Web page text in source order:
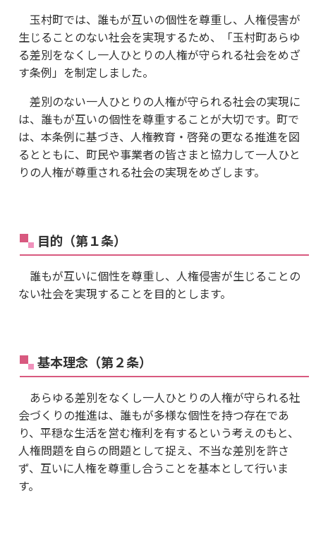
玉村町では、誰もが互いの個性を尊重し、人権侵害が
生じることのない社会を実現するため、「玉村町あらゆ
る差別をなくし一人ひとりの人権が守られる社会をめざ
す条例」を制定しました。
差別のない一人ひとりの人権が守られる社会の実現に
は、誰もが互いの個性を尊重することが大切です。町で
は、本条例に基づき、人権教育・啓発の更なる推進を図
るとともに、町民や事業者の皆さまと協力して一人ひと
りの人権が尊重される社会の実現をめざします。
目的（第１条）
誰もが互いに個性を尊重し、人権侵害が生じることの
ない社会を実現することを目的とします。
基本理念（第２条）
あらゆる差別をなくし一人ひとりの人権が守られる社
会づくりの推進は、誰もが多様な個性を持つ存在であ
り、平穏な生活を営む権利を有するという考えのもと、
人権問題を自らの問題として捉え、不当な差別を許さ
ず、互いに人権を尊重し合うことを基本として行いま
す。